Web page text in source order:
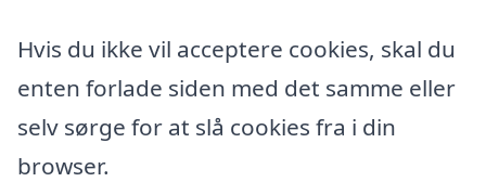
Hvis du ikke vil acceptere cookies, skal du
enten forlade siden med det samme eller
selv sørge for at slå cookies fra i din
browser.